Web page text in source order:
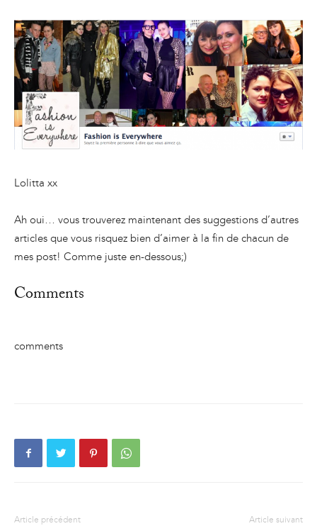
Lolitta xx
Ah oui… vous trouverez maintenant des suggestions d’autres
articles que vous risquez bien d’aimer à la fin de chacun de
mes post! Comme juste en-dessous;)
Comments
comments
Article précédent Article suivant